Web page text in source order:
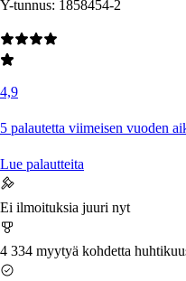
Y-tunnus: 1858454-2
4,9
5 palautetta viimeisen vuoden
Lue palautteita
Ei ilmoituksia juuri nyt
4 334 myytyä kohdetta